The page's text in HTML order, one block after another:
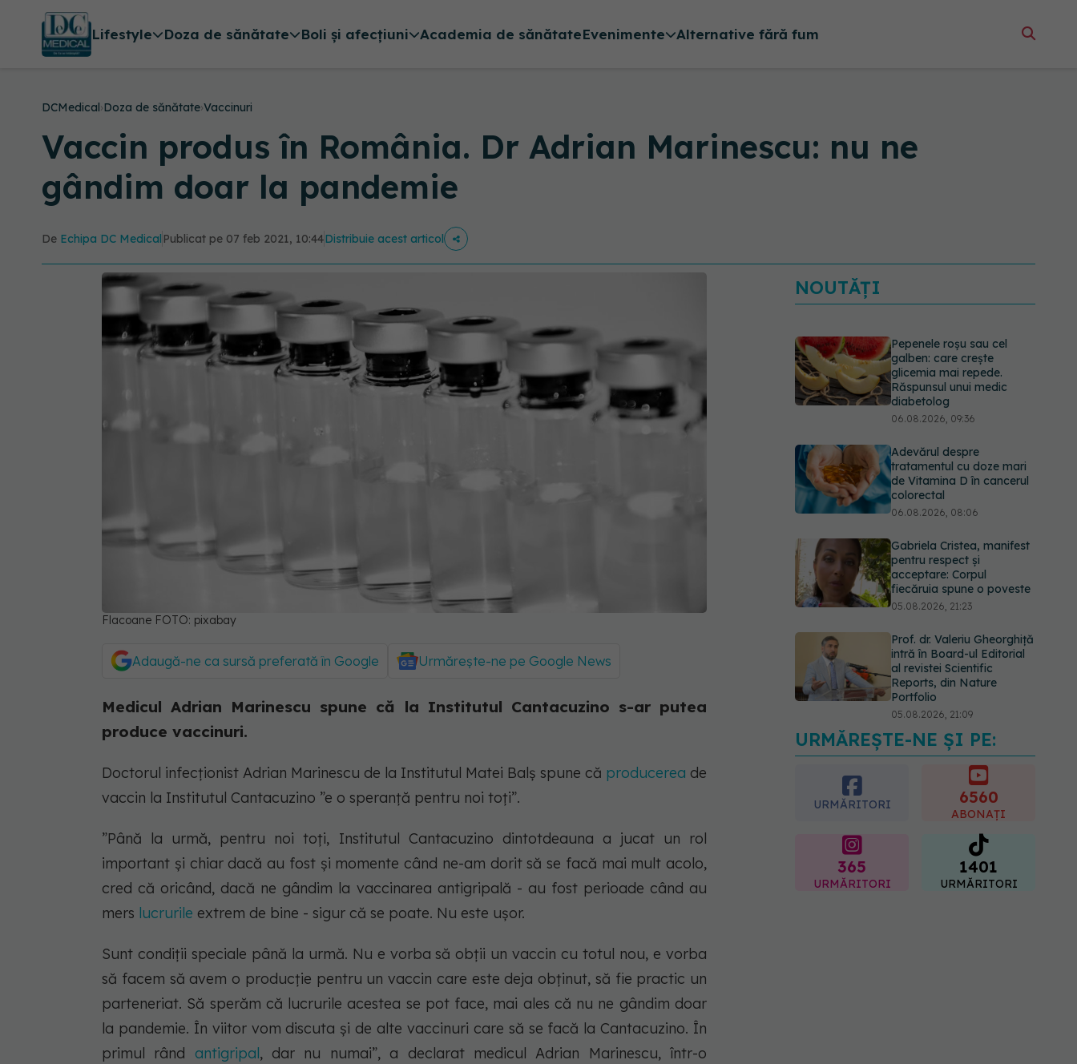
Lifestyle Doza de sănătate Boli și afecțiuni Academia de sănătateEvenimente Alternative fără fum
DCMedical›Doza de sănătate›Vaccinuri
Vaccin produs în România. Dr Adrian Marinescu: nu ne
gândim doar la pandemie
De Echipa DC Medical Publicat pe 07 feb 2021, 10:44Distribuie acest articol
Flacoane FOTO: pixabay
Adaugă-ne ca sursă preferată în Google Urmărește-ne pe Google News
Medicul Adrian Marinescu spune că la Institutul Cantacuzino s-ar putea
produce vaccinuri.
Doctorul infecționist Adrian Marinescu de la Institutul Matei Balș spune că producerea de
vaccin la Institutul Cantacuzino ”e o speranță pentru noi toți”.
”Până la urmă, pentru noi toți, Institutul Cantacuzino dintotdeauna a jucat un rol
important și chiar dacă au fost și momente când ne-am dorit să se facă mai mult acolo,
cred că oricând, dacă ne gândim la vaccinarea antigripală - au fost perioade când au
mers lucrurile extrem de bine - sigur că se poate. Nu este ușor.
Sunt condiții speciale până la urmă. Nu e vorba să obții un vaccin cu totul nou, e vorba
să facem să avem o producție pentru un vaccin care este deja obținut, să fie practic un
parteneriat. Să sperăm că lucrurile acestea se pot face, mai ales că nu ne gândim doar
la pandemie. În viitor vom discuta și de alte vaccinuri care să se facă la Cantacuzino. În
primul rând antigripal, dar nu numai”, a declarat medicul Adrian Marinescu, într-o
NOUTĂȚI
Pepenele roșu sau cel
galben: care crește
glicemia mai repede.
Răspunsul unui medic
diabetolog
06.08.2026, 09:36
Adevărul despre
tratamentul cu doze mari
de Vitamina D în cancerul
colorectal
06.08.2026, 08:06
Gabriela Cristea, manifest
pentru respect și
acceptare: Corpul
fiecăruia spune o poveste
05.08.2026, 21:23
Prof. dr. Valeriu Gheorghiță
intră în Board-ul Editorial
al revistei Scientific
Reports, din Nature
Portfolio
05.08.2026, 21:09
EXCLUSIV Tratamentul
modern al cancerelor
ginecologice. Dr. Sorin
Bogdan (SANADOR), la
DC Medical și DC News
URMĂREȘTE-NE ȘI PE:
URMĂRITORI 6560
ABONAȚI
365
URMĂRITORI
1401
URMĂRITORI